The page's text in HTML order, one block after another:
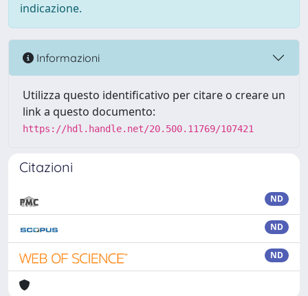
indicazione.
Informazioni
Utilizza questo identificativo per citare o creare un
link a questo documento:
https://hdl.handle.net/20.500.11769/107421
Citazioni
ND
ND
ND